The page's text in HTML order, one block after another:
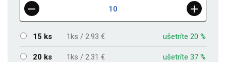
15 ks 1ks / 2.93 € ušetríte 20 %
20 ks 1ks / 2.31 € ušetríte 37 %